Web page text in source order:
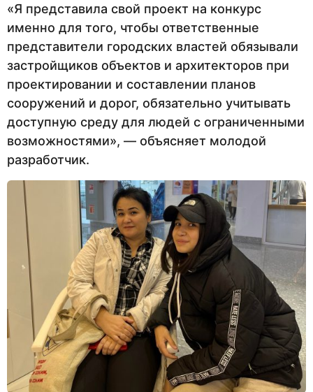
«Я представила свой проект на конкурс
именно для того, чтобы ответственные
представители городских властей обязывали
застройщиков объектов и архитекторов при
проектировании и составлении планов
сооружений и дорог, обязательно учитывать
доступную среду для людей с ограниченными
возможностями», — объясняет молодой
разработчик.